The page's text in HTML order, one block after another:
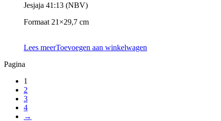
Jesjaja 41:13 (NBV)
Formaat 21×29,7 cm
Lees meerToevoegen aan winkelwagen
Pagina
1
2
3
4
→